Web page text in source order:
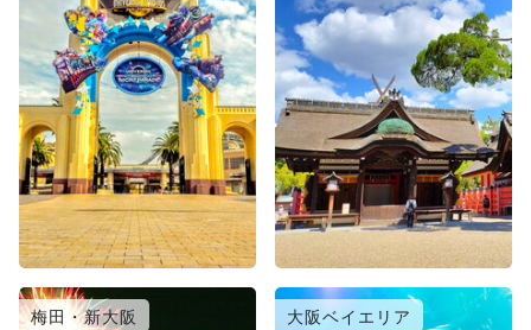
梅田・新大阪 大阪ベイエリア